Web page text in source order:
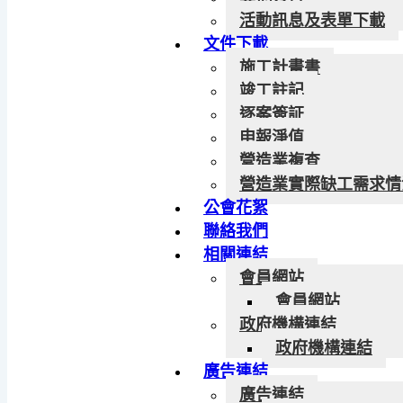
活動訊息及表單下載
文件下載
施工計畫書
竣工註記
逐案簽証
申報淨值
營造業複查
營造業實際缺工需求
公會花絮
聯絡我們
相關連結
會員網站
會員網站
政府機構連結
政府機構連結
廣告連結
廣告連結